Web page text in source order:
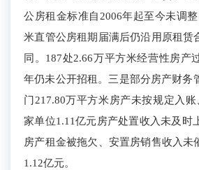
公房租金标准自2006年起至今未调
米直管公房租期届满后仍沿用原租赁
同。 187处2.66万平方米经营性房产
年仍未公开招租。三是部分房产财务
门217.80万平方米房产未按规定入
家单位1.11亿元房产处置收入未及时
房产租金被拖欠 、安置房销售收入未
1.12亿元。